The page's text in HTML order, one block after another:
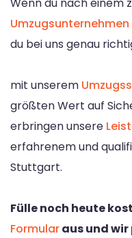
Wenn du nach einem
du bei uns genau
mit unserem
größten Wert auf
erbringen unsere
erfahrenem und
Stuttgart.
Fülle noch heute
Formularaus und